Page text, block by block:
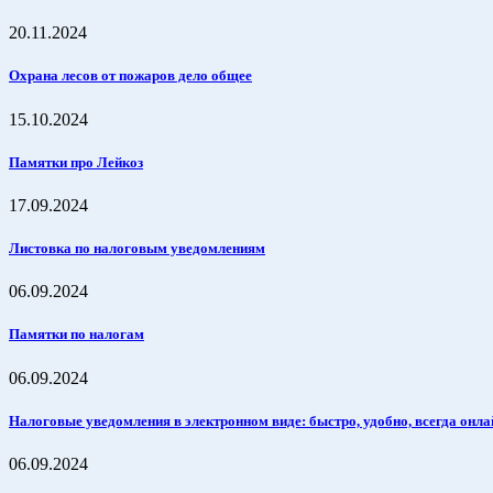
20.11.2024
Охрана лесов от пожаров дело общее
15.10.2024
Памятки про Лейкоз
17.09.2024
Листовка по налоговым уведомлениям
06.09.2024
Памятки по налогам
06.09.2024
Налоговые уведомления в электронном виде: быстро, удобно, всегда
06.09.2024